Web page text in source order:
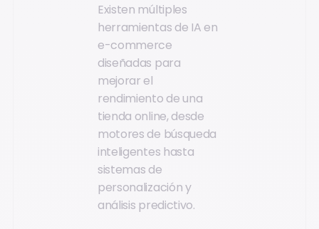
Existen múltiples
herramientas de IA en
e-commerce
diseñadas para
mejorar el
rendimiento de una
tienda online, desde
motores de búsqueda
inteligentes hasta
sistemas de
personalización y
análisis predictivo.